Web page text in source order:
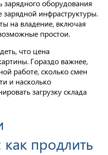
зарядного оборудования
инфраструктуры.
на владение, включая
простои.
что цена
Гораздо важнее,
работе, сколько смен
и насколько
загрузку склада
продлить